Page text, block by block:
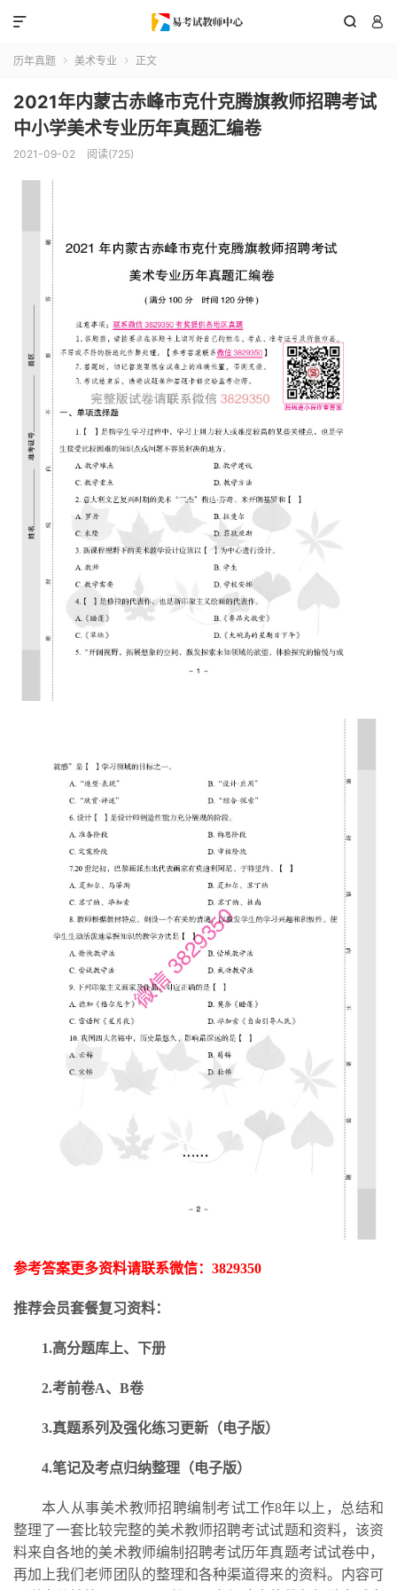
 

历年真题  美术专业  正文
2021年内蒙古赤峰市克什克腾旗教师招聘考试
中小学美术专业历年真题汇编卷
2021-09-02 阅读(725)
参考答案更多资料请联系微信： 3829350
推荐会员套餐复习资料：
1.高分题库上、下册
2.考前卷A、B卷
3.真题系列及强化练习更新 （电子版）
4.笔记及考点归纳整理（电子版）
本人从事美术教师招聘编制考试工作8年以上，总结和
整理了一套比较完整的美术教师招聘考试试题和资料，该资
料来自各地的美术教师编制招聘考试历年真题考试试卷中，
再加上我们老师团队的整理和各种渠道得来的资料。内容可